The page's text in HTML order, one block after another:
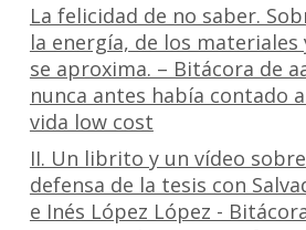
La felicidad de no saber.
la energía, de los
se aproxima. – Bitácora de
nunca antes había contado
vida low cost
II. Un librito y un vídeo
defensa de la tesis con
e Inés López López -